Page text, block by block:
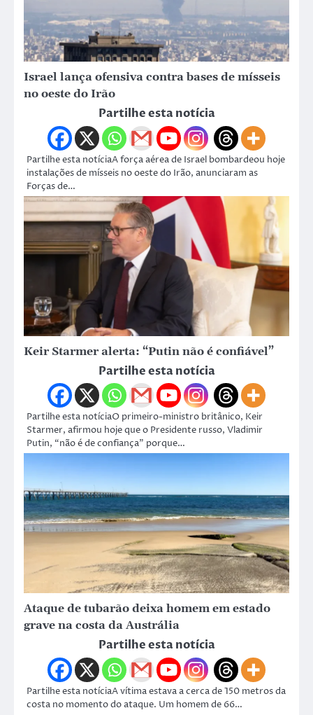
Israel lança ofensiva contra bases de mísseis
no oeste do Irão
Partilhe esta notícia
Partilhe esta notíciaA força aérea de Israel bombardeou hoje
instalações de mísseis no oeste do Irão, anunciaram as
Forças de…
Keir Starmer alerta: “Putin não é confiável”
Partilhe esta notícia
Partilhe esta notíciaO primeiro-ministro britânico, Keir
Starmer, afirmou hoje que o Presidente russo, Vladimir
Putin, “não é de confiança” porque…
Ataque de tubarão deixa homem em estado
grave na costa da Austrália
Partilhe esta notícia
Partilhe esta notíciaA vítima estava a cerca de 150 metros da
costa no momento do ataque. Um homem de 66…